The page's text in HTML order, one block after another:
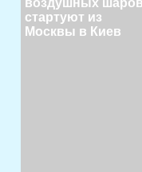
воздушных шаров
стартуют из
Москвы в Киев